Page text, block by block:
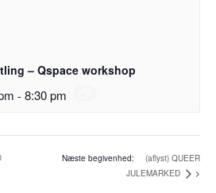
– Qspace workshop
- 8:30 pm
(aflyst) QUEER
JULEMARKED